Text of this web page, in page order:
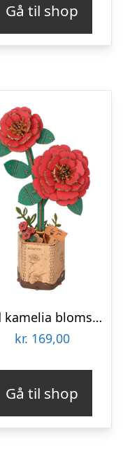
kr. 119,00.
kr.
Gå til shop
Rød kamelia blomst 3D-puslespil fra Rowoodâ¢ (TW031)
kr. 169,00
Gå til shop